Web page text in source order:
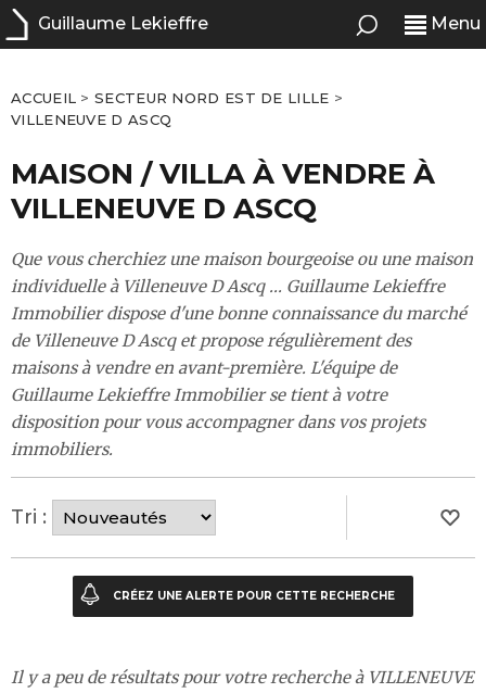
Guillaume Lekieffre Menu
ACCUEIL >SECTEUR NORD EST DE LILLE >
VILLENEUVE D ASCQ
MAISON / VILLA À VENDRE À
VILLENEUVE D ASCQ
Que vous cherchiez une maison bourgeoise ou une maison
individuelle à Villeneuve D Ascq ... Guillaume Lekieffre
Immobilier dispose d'une bonne connaissance du marché
de Villeneuve D Ascq et propose régulièrement des
maisons à vendre en avant-première. L'équipe de
Guillaume Lekieffre Immobilier se tient à votre
disposition pour vous accompagner dans vos projets
immobiliers.
Tri :
Il y a peu de résultats pour votre recherche à VILLENEUVE